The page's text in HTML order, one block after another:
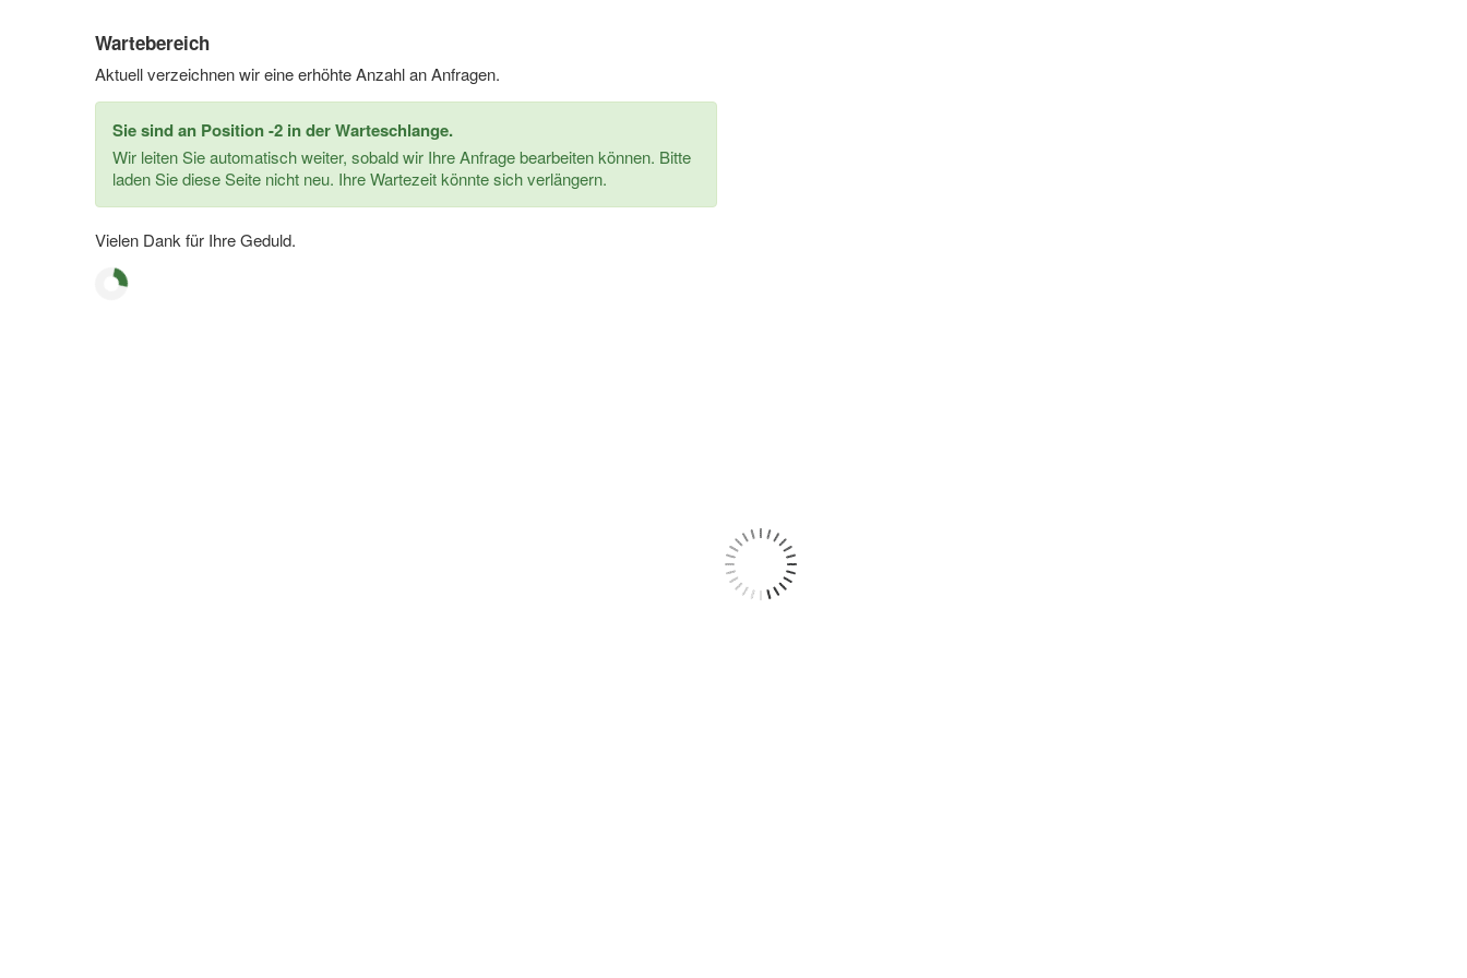
Wartebereich
Aktuell verzeichnen wir eine erhöhte Anzahl an Anfragen.
Sie sind an Position -2 in der Warteschlange.
Wir leiten Sie automatisch weiter, sobald wir Ihre Anfrage bearbeiten können. Bitte
laden Sie diese Seite nicht neu. Ihre Wartezeit könnte sich verlängern.
Vielen Dank für Ihre Geduld.